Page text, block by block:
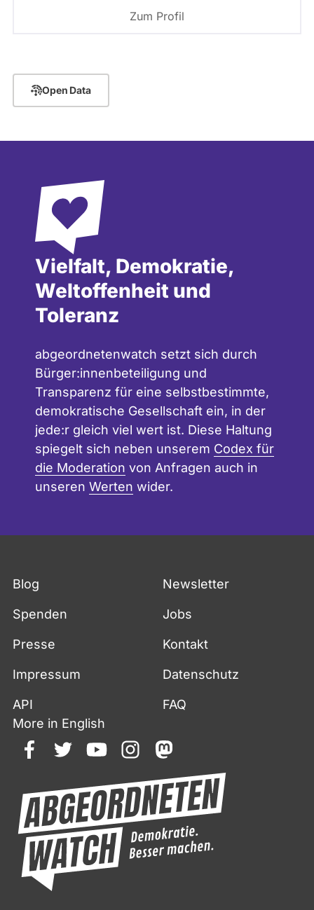
Zum Profil
Open Data
Vielfalt, Demokratie,
Weltoffenheit und
Toleranz
abgeordnetenwatch setzt sich durch
Bürger:innenbeteiligung und
Transparenz für eine selbstbestimmte,
demokratische Gesellschaft ein, in der
jede:r gleich viel wert ist. Diese Haltung
spiegelt sich neben unserem Codex für
die Moderation von Anfragen auch in
unseren Werten wider.
Blog Newsletter
Spenden Jobs
Presse Kontakt
Impressum Datenschutz
API
FAQ
More in English
facebooktwitteryoutubeinstagrammastodon